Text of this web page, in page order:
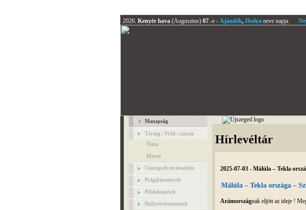
2026. Kenyér hava (Augusztus) 07.-e - Ajándék, Ibolyaneve napja.
Manapság
Térség / Föld-,vízrajz
Tisza
Maros
Ujszögedi történelöm
Polgármestörök
Példaképeink
Hellytörténészeink
Hírlevéltár
2025-07-03 - Málúla – Tekla
Málúla – Tekla országa –
Arámországnak eljött az ideje !